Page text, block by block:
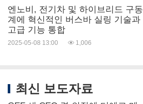
엔노비, 전기차 및 하이브리드 구동
계에 혁신적인 버스바 실링 기술과
고급 기능 통합
2025-05-08 13:00 1,006
최신 보도자료